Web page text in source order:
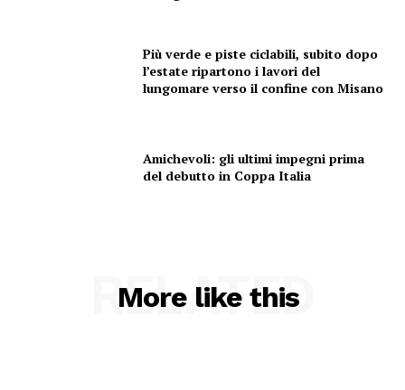
Più verde e piste ciclabili, subito dopo
l’estate ripartono i lavori del
lungomare verso il confine con Misano
Amichevoli: gli ultimi impegni prima
del debutto in Coppa Italia
More like this
RELATED